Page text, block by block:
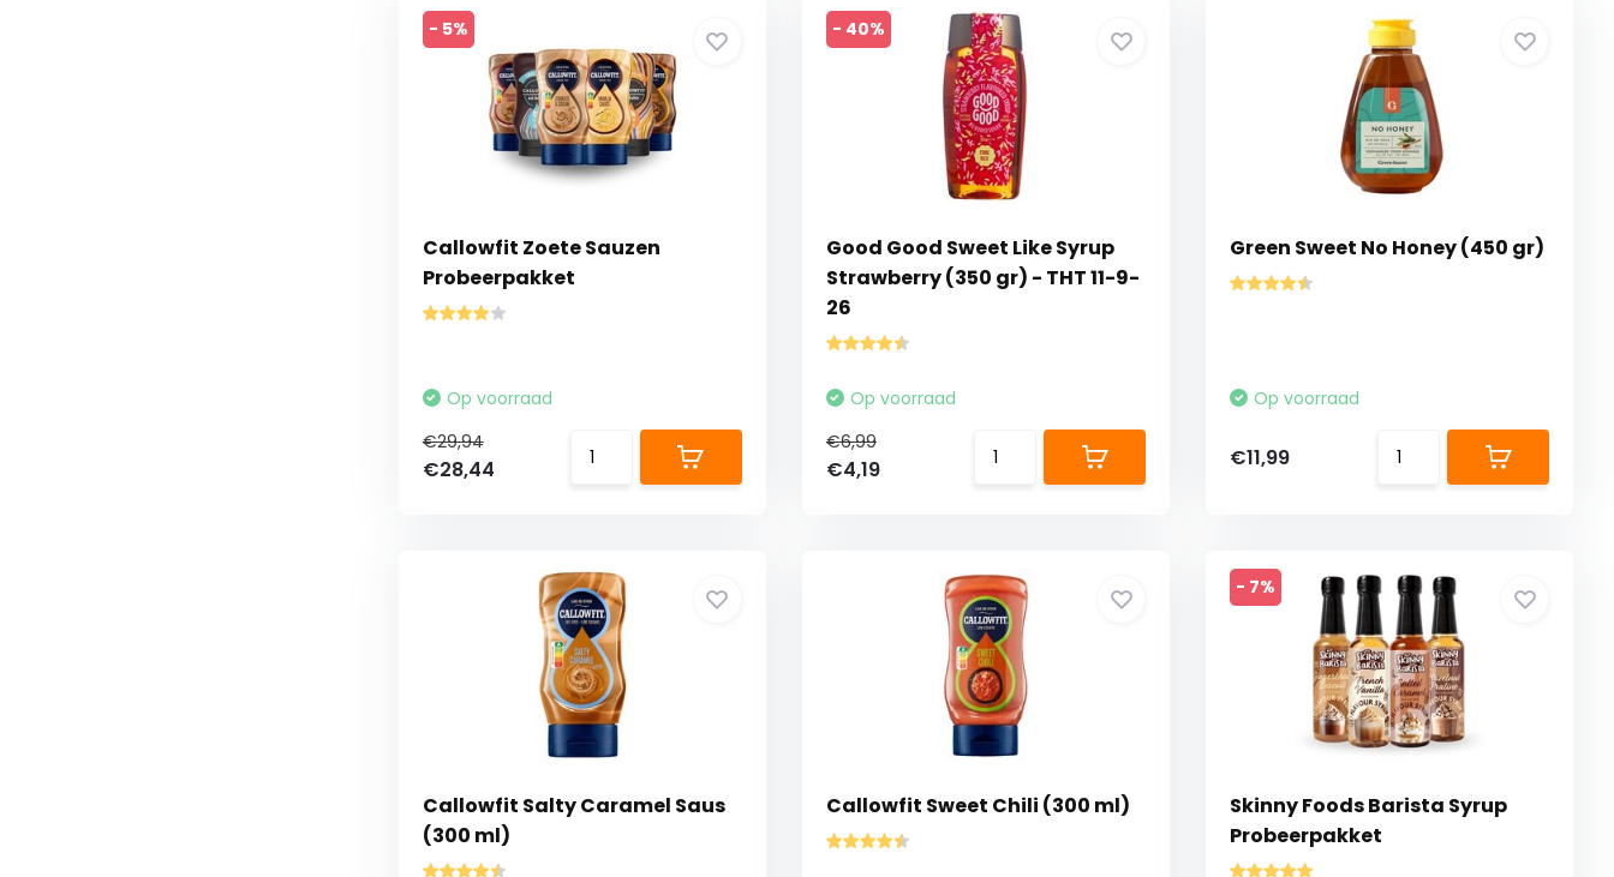
- 5%
Callowfit Zoete Sauzen
Probeerpakket
Op voorraad
€29,94
€28,44
- 40%
Good Good Sweet Like Syrup
Strawberry (350 gr) - THT 11-9-
26
Op voorraad
€6,99
€4,19
Green Sweet No Honey (450 gr)
Op voorraad
€11,99
Callowfit Salty Caramel Saus
(300 ml)
Callowfit Sweet Chili (300 ml)
- 7%
Skinny Foods Barista Syrup
Probeerpakket